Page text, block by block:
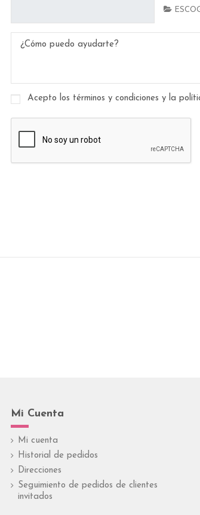
Acepto los términos y condiciones y la
Mi Cuenta
Mi cuenta
Historial de pedidos
Direcciones
Seguimiento de pedidos de clientes
invitados